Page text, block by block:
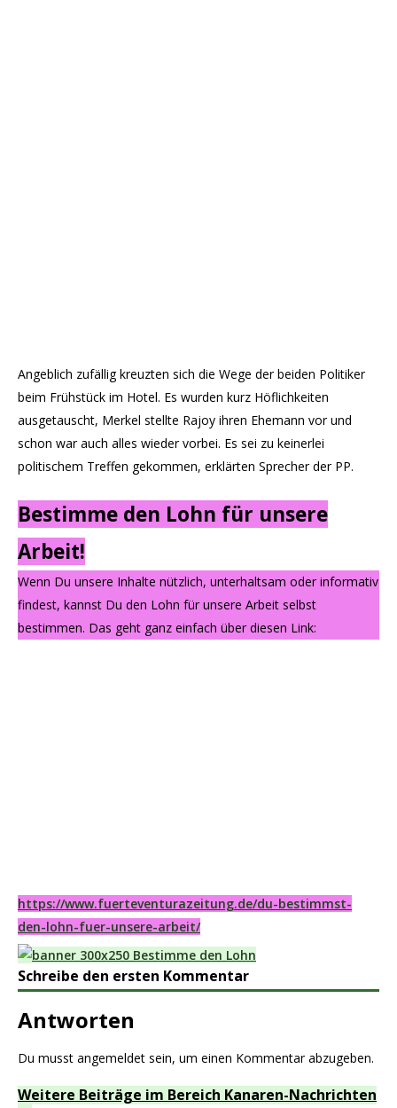
Angeblich zufällig kreuzten sich die Wege der beiden Politiker
beim Frühstück im Hotel. Es wurden kurz Höflichkeiten
ausgetauscht, Merkel stellte Rajoy ihren Ehemann vor und
schon war auch alles wieder vorbei. Es sei zu keinerlei
politischem Treffen gekommen, erklärten Sprecher der PP.
Bestimme den Lohn für unsere
Arbeit!
Wenn Du unsere Inhalte nützlich, unterhaltsam oder informativ
findest, kannst Du den Lohn für unsere Arbeit selbst
bestimmen. Das geht ganz einfach über diesen Link:
https://www.fuerteventurazeitung.de/du-bestimmst-
den-lohn-fuer-unsere-arbeit/
Schreibe den ersten Kommentar
Antworten
Du musst angemeldet sein, um einen Kommentar abzugeben.
Weitere Beiträge im Bereich Kanaren-Nachrichten